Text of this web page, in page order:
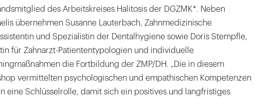
des Arbeitskreises Halitosis der DGZMK*. Neben
übernehmen Susanne Lauterbach, Zahnmedizinische
und Spezialistin der Dentalhygiene sowie Doris Stempfle,
für Zahnarzt-Patiententypologien und individuelle
die Fortbildung der ZMP/DH. „Die in diesem
vermittelten psychologischen und empathischen Kompetenzen
eine Schlüsselrolle, damit sich ein positives und langfristiges